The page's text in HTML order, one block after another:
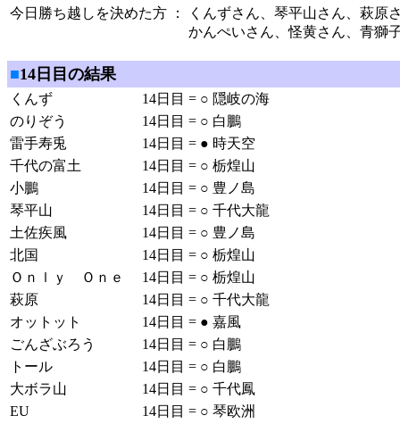
今日勝ち越しを決めた方 ：
くんずさん、琴平山さん、萩原
かんぺいさん、怪黄さん、青獅
■14日目の結果
くんず 14日目 = ○ 隠岐の海
のりぞう
14日目 = ○ 白鵬
雷手寿兎
14日目 = ● 時天空
千代の富土
14日目 = ○ 栃煌山
小鵬
14日目 = ○ 豊ノ島
琴平山
14日目 = ○ 千代大龍
土佐疾風
14日目 = ○ 豊ノ島
北国
14日目 = ○ 栃煌山
Ｏｎｌｙ Ｏｎｅ
14日目 = ○ 栃煌山
萩原
14日目 = ○ 千代大龍
オットット
14日目 = ● 嘉風
ごんざぶろう
14日目 = ○ 白鵬
トール
14日目 = ○ 白鵬
大ボラ山
14日目 = ○ 千代鳳
EU
14日目 = ○ 琴欧洲